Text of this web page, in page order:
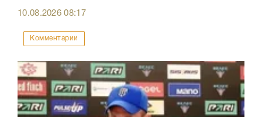
10.08.202608:17
Комментарии